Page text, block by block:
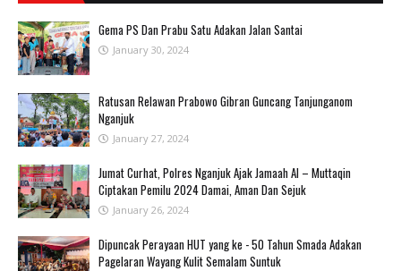
Gema PS Dan Prabu Satu Adakan Jalan Santai
January 30, 2024
Ratusan Relawan Prabowo Gibran Guncang Tanjunganom
Nganjuk
January 27, 2024
Jumat Curhat, Polres Nganjuk Ajak Jamaah Al – Muttaqin
Ciptakan Pemilu 2024 Damai, Aman Dan Sejuk
January 26, 2024
Dipuncak Perayaan HUT yang ke - 50 Tahun Smada Adakan
Pagelaran Wayang Kulit Semalam Suntuk